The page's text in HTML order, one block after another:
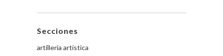
Secciones
artillería artística